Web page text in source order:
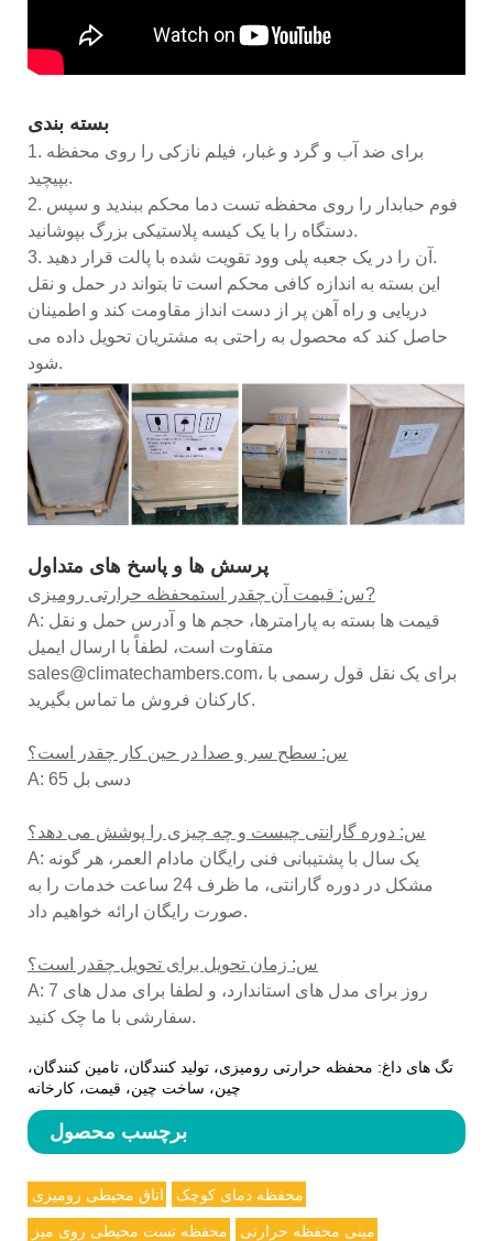
1. برای ضد آب و گرد و غبار، فیلم نازکی را روی محفظه
بپیچید.
2. فوم حبابدار را روی محفظه تست دما محکم ببندید و سپس
دستگاه را با یک کیسه پلاستیکی بزرگ بپوشانید.
3. آن را در یک جعبه پلی وود تقویت شده با پالت قرار دهید.
این بسته به اندازه کافی محکم است تا بتواند در حمل و نقل
دریایی و راه آهن پر از دست انداز مقاومت کند و اطمینان
حاصل کند که محصول به راحتی به مشتریان تحویل داده می
شود.
پرسش ها و پاسخ های متداول
س: قیمت آن چقدر استمحفظه حرارتی رومیزی
?
A: قیمت ها بسته به پارامترها، حجم ها و آدرس حمل و نقل
متفاوت است، لطفاً با ارسال ایمیل
sales@climatechambers.com، برای یک نقل قول رسمی با
کارکنان فروش ما تماس بگیرید.
س: سطح سر و صدا در حین کار چقدر است؟
A: 65 دسی بل
س: دوره گارانتی چیست و چه چیزی را پوشش می دهد؟
A: یک سال با پشتیبانی فنی رایگان مادام العمر، هر گونه
مشکل در دوره گارانتی، ما ظرف 24 ساعت خدمات را به
صورت رایگان ارائه خواهیم داد.
س: زمان تحویل برای تحویل چقدر است؟
A: 7 روز برای مدل های استاندارد، و لطفا برای مدل های
سفارشی با ما چک کنید.
تگ های داغ: محفظه حرارتی رومیزی، تولید کنندگان، تامین کنندگان،
چین، ساخت چین، قیمت، کارخانه
برچسب محصول
اتاق محیطی رومیزی محفظه دمای کوچک
محفظه تست محیطی روی میز مینی محفظه حرارتی